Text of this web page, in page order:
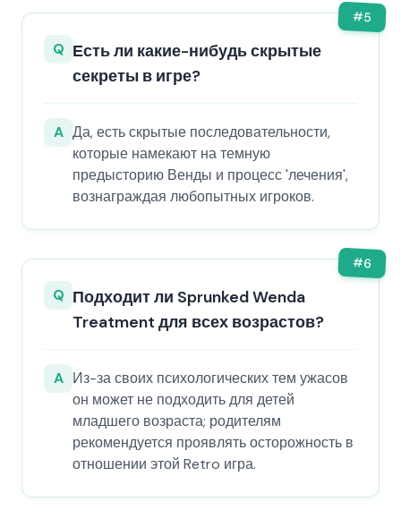
#5
Q Есть ли какие-нибудь скрытые
секреты в игре?
A Да, есть скрытые последовательности,
которые намекают на темную
предысторию Венды и процесс 'лечения',
вознаграждая любопытных игроков.
#6
Q Подходит ли Sprunked Wenda
Treatment для всех возрастов?
A Из-за своих психологических тем ужасов
он может не подходить для детей
младшего возраста; родителям
рекомендуется проявлять осторожность в
отношении этой Retro игра.